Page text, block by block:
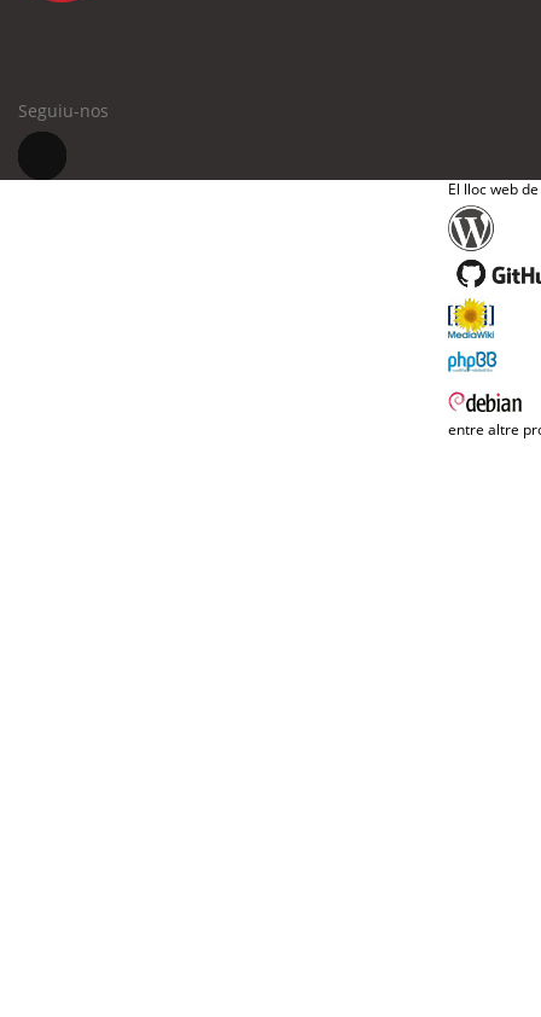
Seguiu-nos
El lloc web
entre altre